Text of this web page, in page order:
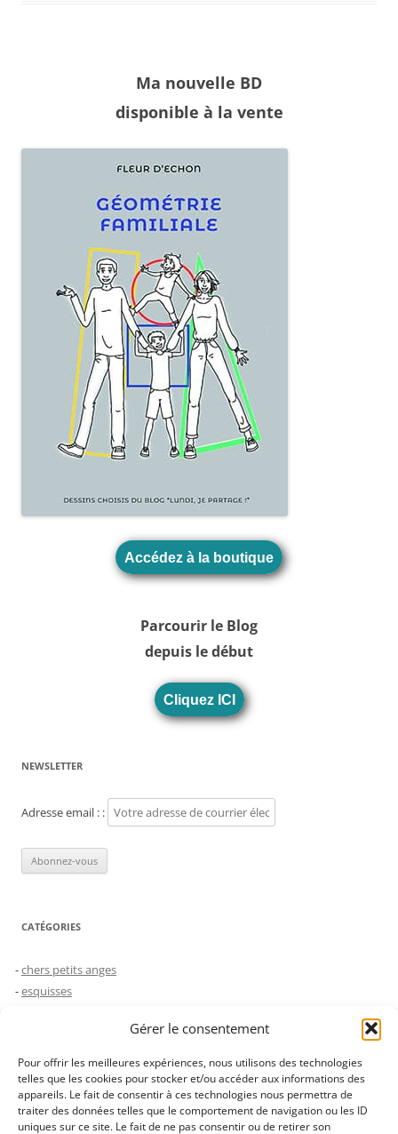
Gérer le consentement
Pour offrir les meilleures expériences, nous utilisons des technologies
telles que les cookies pour stocker et/ou accéder aux informations des
appareils. Le fait de consentir à ces technologies nous permettra de
traiter des données telles que le comportement de navigation ou les ID
uniques sur ce site. Le fait de ne pas consentir ou de retirer son
Ma nouvelle BD
disponible à la vente
Accédez à la boutique
Parcourir le Blog
depuis le début
Cliquez ICI
NEWSLETTER
Adresse email : :
CATÉGORIES
chers petits anges
esquisses
le choc des générations
Non classé
saynètes